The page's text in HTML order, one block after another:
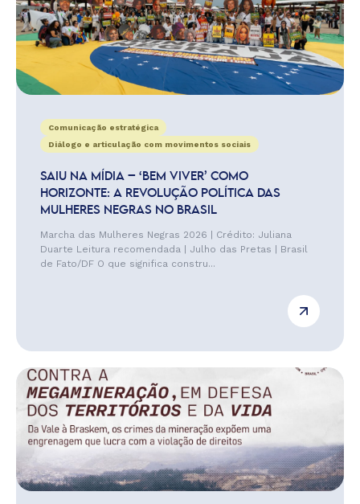
Comunicação estratégica
Diálogo e articulação com movimentos sociais
SAIU NA MÍDIA – ‘BEM VIVER’ COMO
HORIZONTE: A REVOLUÇÃO POLÍTICA DAS
MULHERES NEGRAS NO BRASIL
Marcha das Mulheres Negras 2026 | Crédito: Juliana
Duarte Leitura recomendada | Julho das Pretas | Brasil
de Fato/DF O que significa constru...